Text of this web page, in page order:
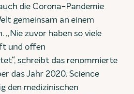
die Corona-Pandemie
gemeinsam an einem
„Nie zuvor haben so viele
und offen
schreibt das renommierte
das Jahr 2020. Science
den medizinischen